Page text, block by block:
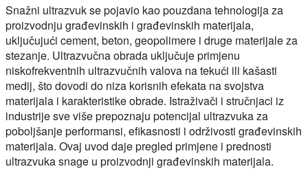
Snažni ultrazvuk se pojavio kao pouzdana tehnologija za
proizvodnju građevinskih i građevinskih materijala,
uključujući cement, beton, geopolimere i druge materijale za
stezanje. Ultrazvučna obrada uključuje primjenu
niskofrekventnih ultrazvučnih valova na tekući ili kašasti
medij, što dovodi do niza korisnih efekata na svojstva
materijala i karakteristike obrade. Istraživači i stručnjaci iz
industrije sve više prepoznaju potencijal ultrazvuka za
poboljšanje performansi, efikasnosti i održivosti građevinskih
materijala. Ovaj uvod daje pregled primjene i prednosti
ultrazvuka snage u proizvodnji građevinskih materijala.